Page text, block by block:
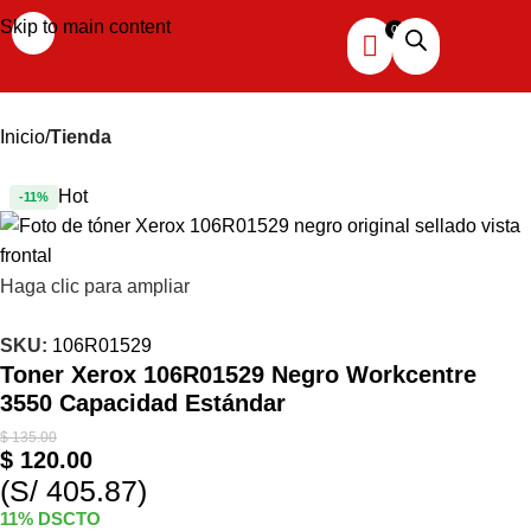
Skip to main content
Inicio Tienda
-11% Hot
Haga clic para ampliar
SKU: 106R01529
Toner Xerox 106R01529 Negro Workcentre
3550 Capacidad Estándar
$135.00
$ 120.00
(S/ 405.87)
11% DSCTO